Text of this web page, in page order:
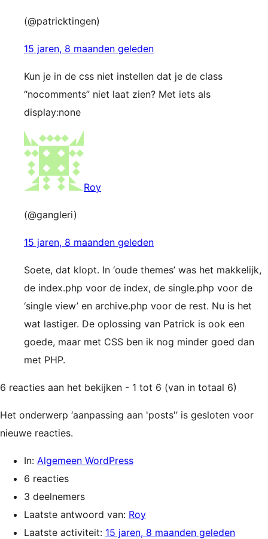
(@patricktingen)
15 jaren, 8 maanden geleden
Kun je in de css niet instellen dat je de class
“nocomments” niet laat zien? Met iets als
display:none
Roy
(@gangleri)
15 jaren, 8 maanden geleden
Soete, dat klopt. In ‘oude themes’ was het makkelijk,
de index.php voor de index, de single.php voor de
‘single view’ en archive.php voor de rest. Nu is het
wat lastiger. De oplossing van Patrick is ook een
goede, maar met CSS ben ik nog minder goed dan
met PHP.
6 reacties aan het bekijken - 1 tot 6 (van in totaal 6)
Het onderwerp ‘aanpassing aan 'posts'’ is gesloten voor
nieuwe reacties.
In: Algemeen WordPress
6 reacties
3 deelnemers
Laatste antwoord van: Roy
Laatste activiteit: 15 jaren, 8 maanden geleden